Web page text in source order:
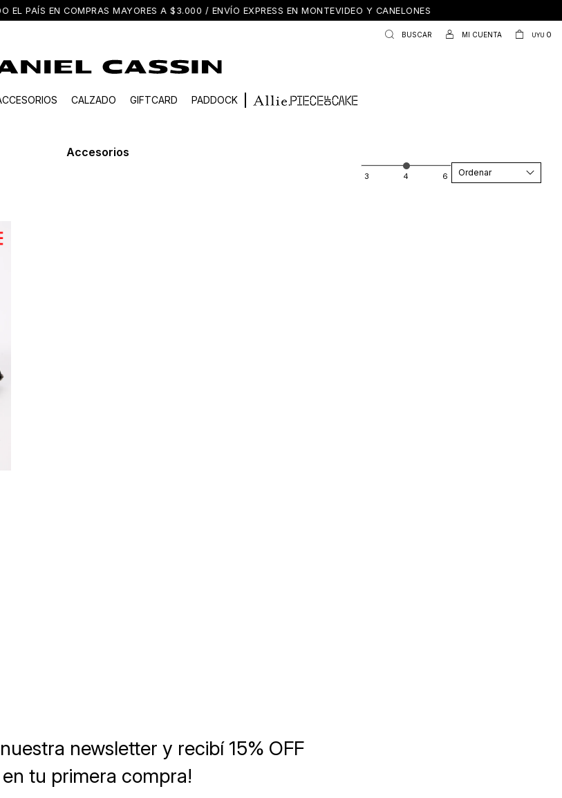
MAYORES A $3.000 / ENVÍO EXPRESS EN MONTEVIDEO Y CANELONES
CALZADO GIFTCARD PADDOCK
UYU 0
Accesorios
Recomendados
newsletter y recibí 15% OFF
en tu primera compra!